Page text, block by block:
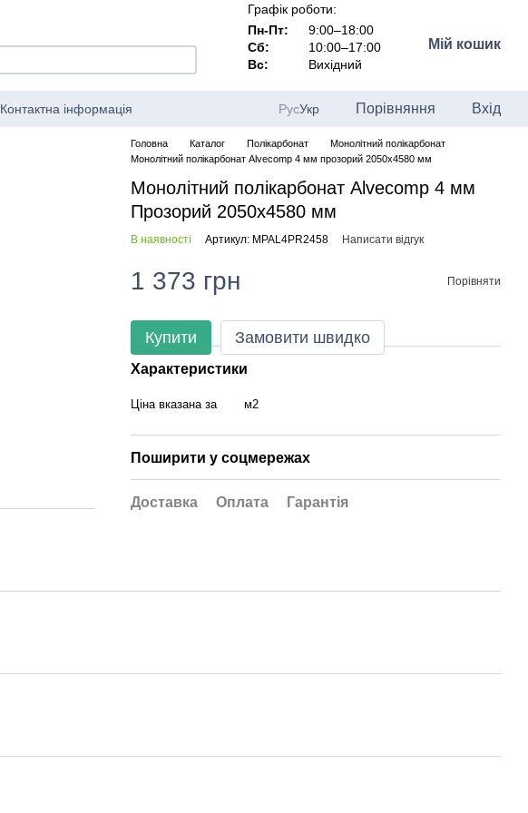
Графік роботи:
Пн-Пт:
9:00–18:00
Сб:
10:00–17:00
Вс:
Вихідний
Мій кошик
Контактна інформація РусУкр Порівняння Вхід
Головна Каталог Полікарбонат
Монолітний полікарбонат
Монолітний полікарбонат Alvecomp 4 мм прозорий 2050x4580 мм
Монолітний полікарбонат Alvecomp 4 мм
Прозорий 2050x4580 мм
В наявності Артикул: MPAL4PR2458 Написати відгук
1 373 грн Порівняти
Купити Замовити швидко
Характеристики
Ціна вказана за м2
Поширити у соцмережах
Доставка Оплата Гарантія